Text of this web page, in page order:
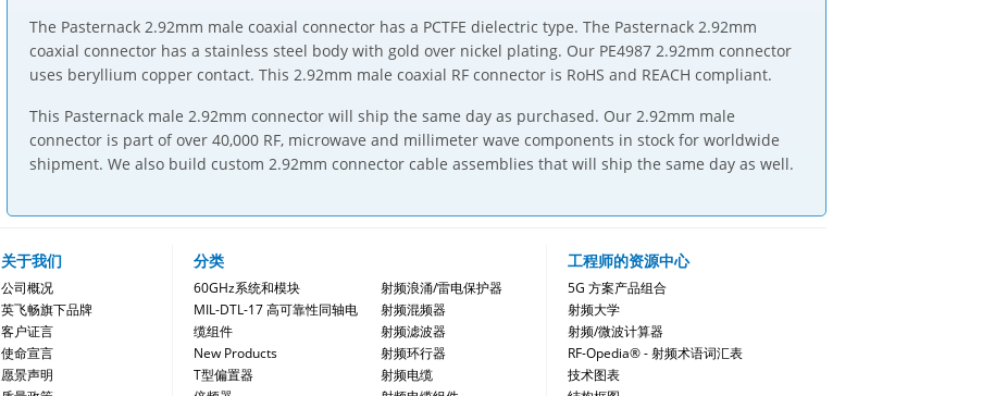
The Pasternack 2.92mm male coaxial connector has a PCTFE dielectric type. The Pasternack 2.92mm
coaxial connector has a stainless steel body with gold over nickel plating. Our PE4987 2.92mm connector
uses beryllium copper contact. This 2.92mm male coaxial RF connector is RoHS and REACH compliant.
This Pasternack male 2.92mm connector will ship the same day as purchased. Our 2.92mm male
connector is part of over 40,000 RF, microwave and millimeter wave components in stock for worldwide
shipment. We also build custom 2.92mm connector cable assemblies that will ship the same day as well.
关于我们
公司概况
英飞畅旗下品牌
客户证言
使命宣言
愿景声明
分类
60GHz系统和模块
MIL-DTL-17 高可靠性同轴电
缆组件
New Products
T型偏置器
射频浪涌/雷电保护器
射频混频器
射频滤波器
射频环行器
射频电缆
工程师的资源中心
5G 方案产品组合
射频大学
射频/微波计算器
RF-Opedia® - 射频术语词汇表
技术图表